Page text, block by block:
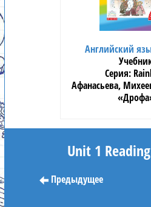
Английский
Афанасьева,
Unit 1
Предыдущее